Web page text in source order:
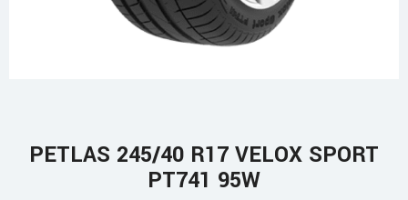
PETLAS 245/40 R17 VELOX SPORT
PT741 95W